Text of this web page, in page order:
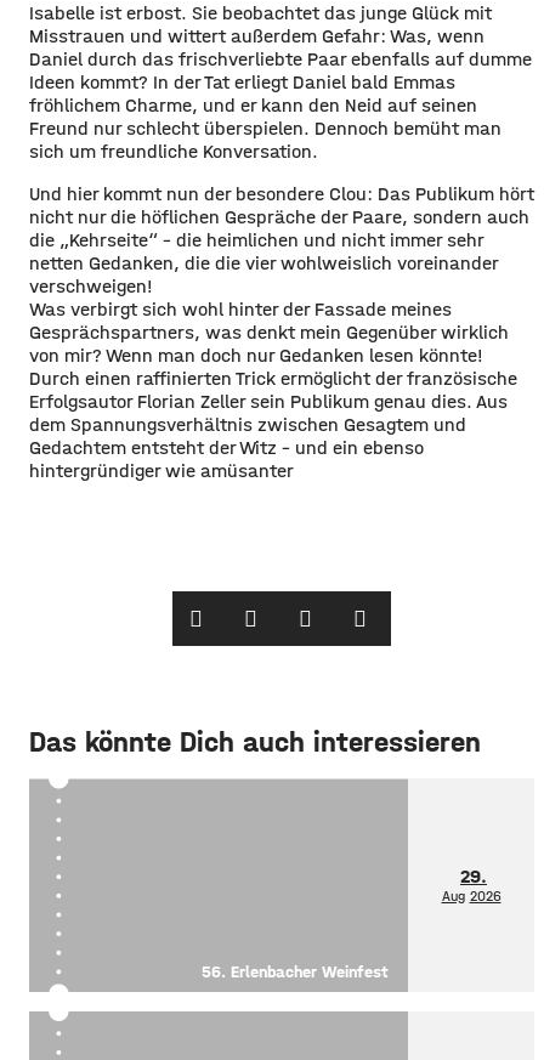
Isabelle ist erbost. Sie beobachtet das junge Glück mit
Misstrauen und wittert außerdem Gefahr: Was, wenn
Daniel durch das frischverliebte Paar ebenfalls auf dumme
Ideen kommt? In der Tat erliegt Daniel bald Emmas
fröhlichem Charme, und er kann den Neid auf seinen
Freund nur schlecht überspielen. Dennoch bemüht man
sich um freundliche Konversation.
Und hier kommt nun der besondere Clou: Das Publikum hört
nicht nur die höflichen Gespräche der Paare, sondern auch
die „Kehrseite“ – die heimlichen und nicht immer sehr
netten Gedanken, die die vier wohlweislich voreinander
verschweigen!
Was verbirgt sich wohl hinter der Fassade meines
Gesprächspartners, was denkt mein Gegenüber wirklich
von mir? Wenn man doch nur Gedanken lesen könnte!
Durch einen raffinierten Trick ermöglicht der französische
Erfolgsautor Florian Zeller sein Publikum genau dies. Aus
dem Spannungsverhältnis zwischen Gesagtem und
Gedachtem entsteht der Witz – und ein ebenso
hintergründiger wie amüsanter
Das könnte Dich auch interessieren
56. Erlenbacher Weinfest
29.
Aug 2026